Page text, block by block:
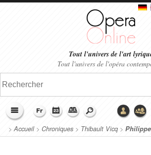
Tout l'univers de l'art
Tout l'univers de l'opéra
>Accueil> Chroniques > Thibault Vicq >
Ducros satinent Schubert au Théâtre des